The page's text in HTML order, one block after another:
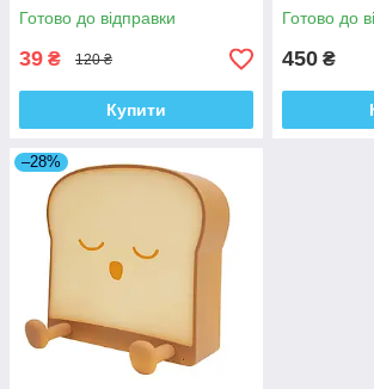
Готово до відправки
39 ₴ 120 ₴
Купити
Готово до
450 ₴
–28%